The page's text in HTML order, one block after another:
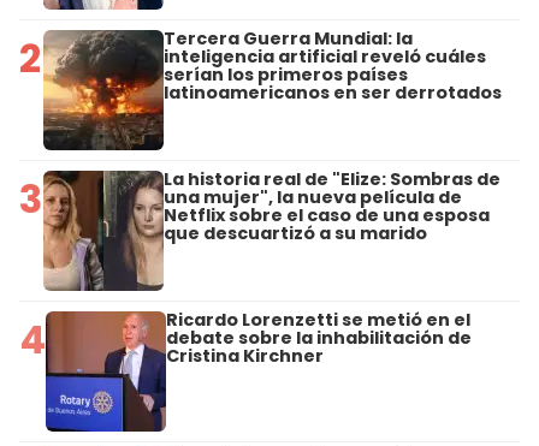
2 Tercera Guerra Mundial: la
inteligencia artificial reveló cuáles
serían los primeros países
latinoamericanos en ser derrotados
3 La historia real de "Elize: Sombras de
una mujer", la nueva película de
Netflix sobre el caso de una esposa
que descuartizó a su marido
4 Ricardo Lorenzetti se metió en el
debate sobre la inhabilitación de
Cristina Kirchner